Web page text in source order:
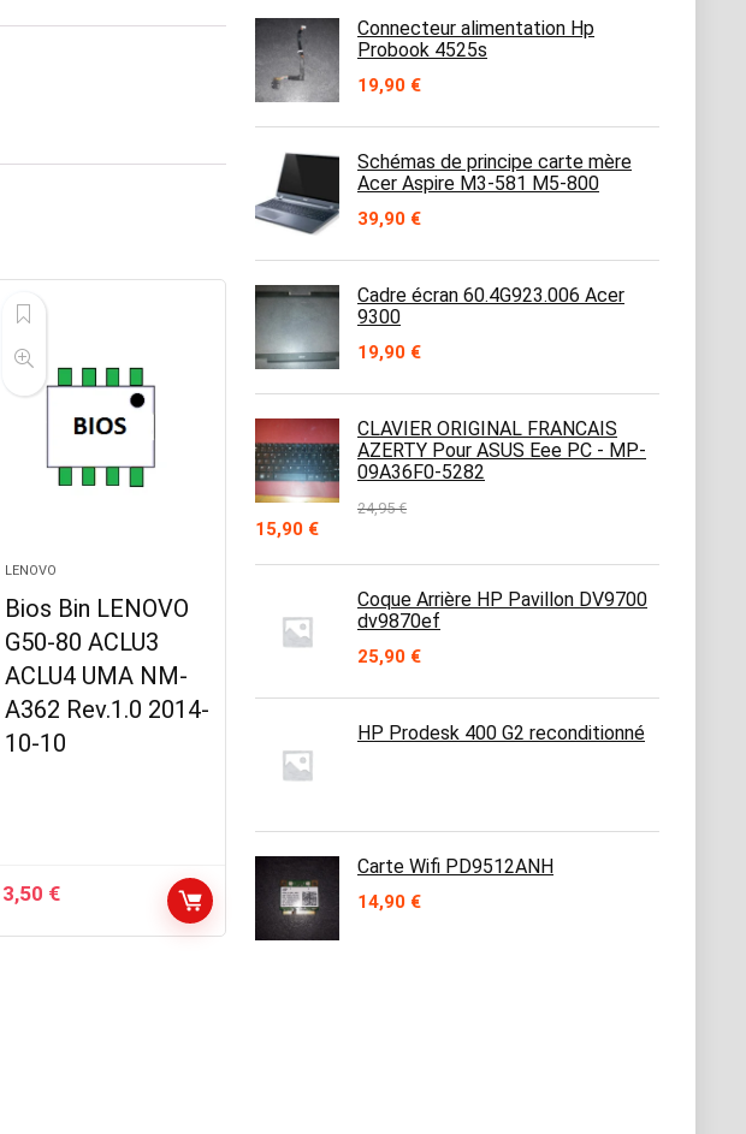
LENOVO
Bios Bin LENOVO
G50-80 ACLU3
ACLU4 UMA NM-
A362 Rev.1.0 2014-
10-10
3,50 €
Connecteur alimentation Hp
Probook 4525s
19,90 €
Schémas de principe carte mère
Acer Aspire M3-581 M5-800
39,90 €
Cadre écran 60.4G923.006 Acer
9300
19,90 €
CLAVIER ORIGINAL FRANCAIS
AZERTY Pour ASUS Eee PC - MP-
09A36F0-5282
24,95€
Le
initial
24,95 €.
15,90 €Le
actuel
15,90 €.
Coque Arrière HP Pavillon DV9700
dv9870ef
25,90 €
HP Prodesk 400 G2 reconditionné
Carte Wifi PD9512ANH
14,90 €